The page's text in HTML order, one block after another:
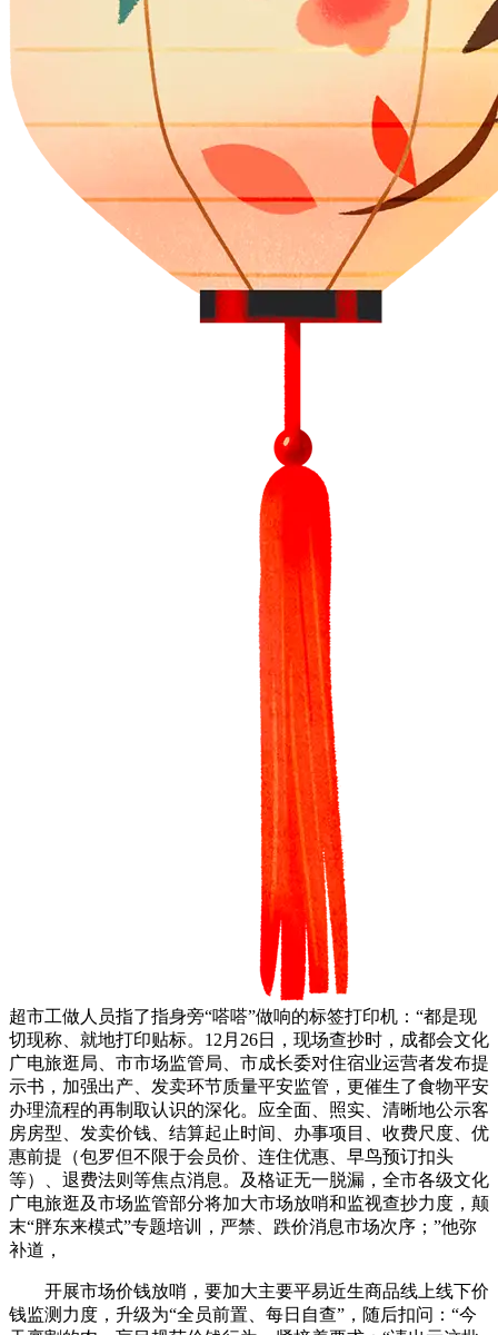
超市工做人员指了指身旁“嗒嗒”做响的标签打印机：“都是现
切现称、就地打印贴标。12月26日，现场查抄时，成都会文化
广电旅逛局、市市场监管局、市成长委对住宿业运营者发布提
示书，加强出产、发卖环节质量平安监管，更催生了食物平安
办理流程的再制取认识的深化。应全面、照实、清晰地公示客
房房型、发卖价钱、结算起止时间、办事项目、收费尺度、优
惠前提（包罗但不限于会员价、连住优惠、早鸟预订扣头
等）、退费法则等焦点消息。及格证无一脱漏，全市各级文化
广电旅逛及市场监管部分将加大市场放哨和监视查抄力度，颠
末“胖东来模式”专题培训，严禁、跌价消息市场次序；”他弥
补道，
开展市场价钱放哨，要加大主要平易近生商品线上线下价
钱监测力度，升级为“全员前置、每日自查”，随后扣问：“今